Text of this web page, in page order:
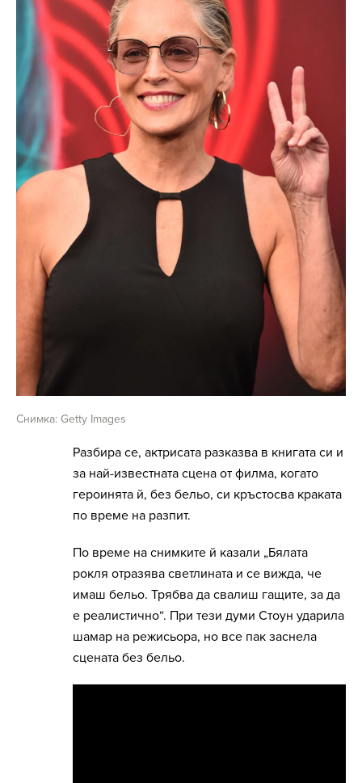
Снимка: Getty Images
Разбира се, актрисата разказва в книгата си и
за най-известната сцена от филма, когато
героинята й, без бельо, си кръстосва краката
по време на разпит.
По време на снимките й казали „Бялата
рокля отразява светлината и се вижда, че
имаш бельо. Трябва да свалиш гащите, за да
е реалистично“. При тези думи Стоун ударила
шамар на режисьора, но все пак заснела
сцената без бельо.